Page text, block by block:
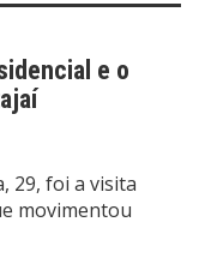
e o
29, foi a visita
movimentou